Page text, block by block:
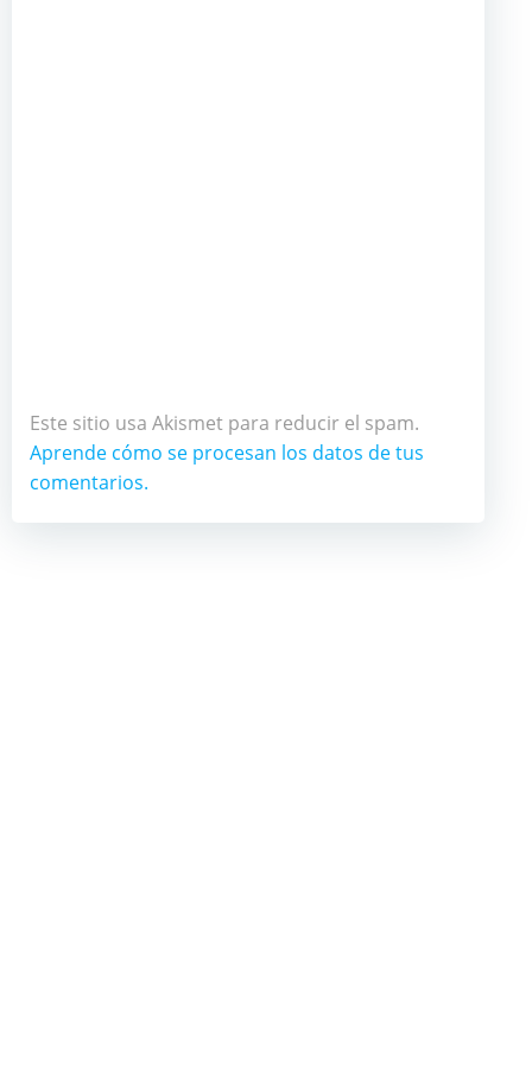
Este sitio usa Akismet para reducir el spam.
Aprende cómo se procesan los datos de tus
comentarios.